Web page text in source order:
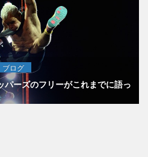
ブログ
パーズのフリーがこれまでに語っ